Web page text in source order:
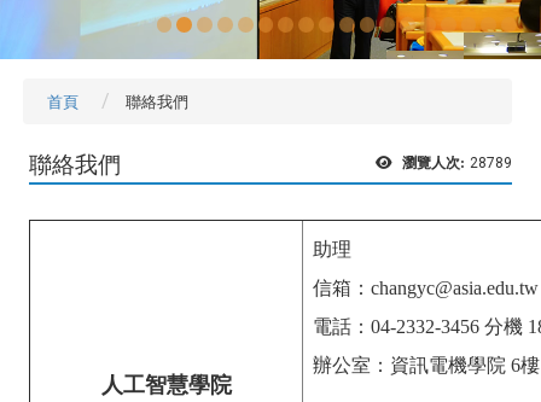
首頁 聯絡我們
瀏覽人次: 28789
聯絡我們
人工智慧學院
助理
信箱：changyc@asia.edu.tw
電話：04-2332-3456 分機
辦公室：資訊電機學院 6